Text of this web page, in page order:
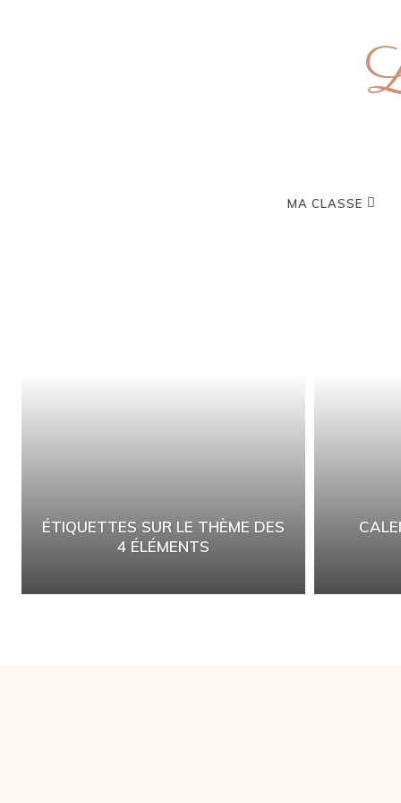
MA CLASSE
ÉTIQUETTES SUR LE THÈME DES
4 ÉLÉMENTS